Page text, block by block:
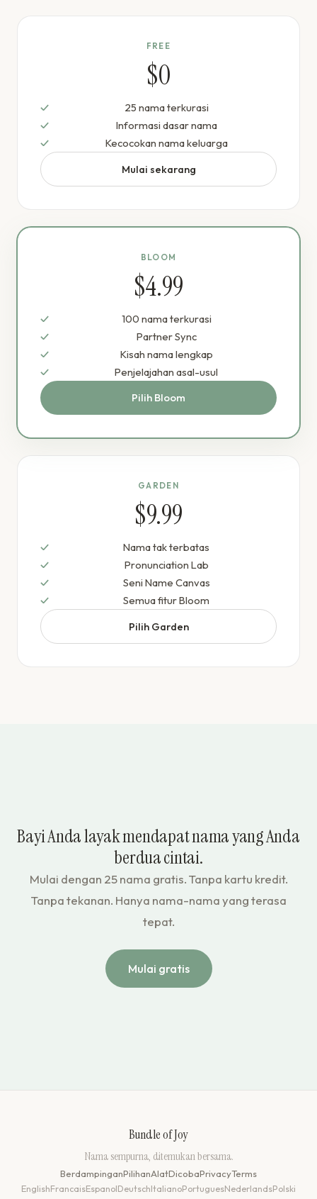
FREE
$0
25 nama terkurasi
Informasi dasar nama
Kecocokan nama keluarga
Mulai sekarang
BLOOM
$4.99
100 nama terkurasi
Partner Sync
Kisah nama lengkap
Penjelajahan asal-usul
Pilih Bloom
GARDEN
$9.99
Nama tak terbatas
Pronunciation Lab
Seni Name Canvas
Semua fitur Bloom
Pilih Garden
Bayi Anda layak mendapat nama yang Anda
berdua cintai.
Mulai dengan 25 nama gratis. Tanpa kartu kredit.
Tanpa tekanan. Hanya nama-nama yang terasa
tepat.
Mulai gratis
Bundle of Joy
Nama sempurna, ditemukan bersama.
BerdampinganPilihanAlatDicobaPrivacyTerms
EnglishFrancaisEspanolDeutschItalianoPortuguesNederlandsPolski